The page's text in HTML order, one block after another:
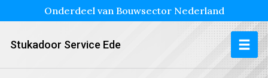
Onderdeel van Bouwsector Nederland
Stukadoor Service Ede